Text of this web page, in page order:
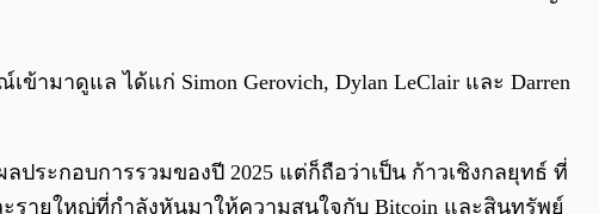
ามาดูแล ได้แก่ Simon Gerovich, Dylan LeClair และ Darren
ระกอบการรวมของปี 2025 แต่ก็ถือว่าเป็น ก้าวเชิงกลยุทธ์ ที่
รายใหญ่ที่กำลังหันมาให้ความสนใจกับ Bitcoin และสินทรัพย์